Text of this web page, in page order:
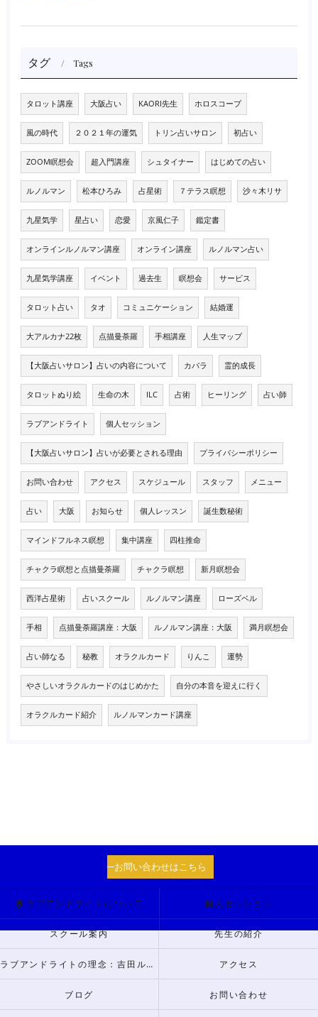
タグ Tags
タロット講座 大阪占い KAORI先生 ホロスコープ
風の時代 ２０２１年の運気 トリン占いサロン 初占い
ZOOM瞑想会 超入門講座 シュタイナー はじめての占い
ルノルマン 松本ひろみ 占星術 ７テラス瞑想 沙々木リサ
九星気学 星占い 恋愛 京風仁子 鑑定書
オンラインルノルマン講座 オンライン講座 ルノルマン占い
九星気学講座 イベント 過去生 瞑想会 サービス
タロット占い タオ コミュニケーション 結婚運
大アルカナ22枚 点描曼荼羅 手相講座 人生マップ
【大阪占いサロン】占いの内容について カバラ 霊的成長
タロットぬり絵 生命の木 ILC 占術 ヒーリング 占い師
ラブアンドライト 個人セッション
【大阪占いサロン】占いが必要とされる理由 プライバシーポリシー
お問い合わせ アクセス スケジュール スタッフ メニュー
占い 大阪 お知らせ 個人レッスン 誕生数秘術
マインドフルネス瞑想 集中講座 四柱推命
チャクラ瞑想と点描曼荼羅 チャクラ瞑想 新月瞑想会
西洋占星術 占いスクール ルノルマン講座 ローズベル
手相 点描曼荼羅講座：大阪 ルノルマン講座：大阪 満月瞑想会
占い師なる 秘教 オラクルカード りんこ 運勢
やさしいオラクルカードのはじめかた 自分の本音を迎えに行く
オラクルカード紹介 ルノルマンカード講座
お問い合わせはこちら
🏠ラブアンドライトについて 個人セッション
スクール案内 先生の紹介
ラブアンドライトの理念：吉田ルナからのメッセージ アクセス
ブログ お問い合わせ